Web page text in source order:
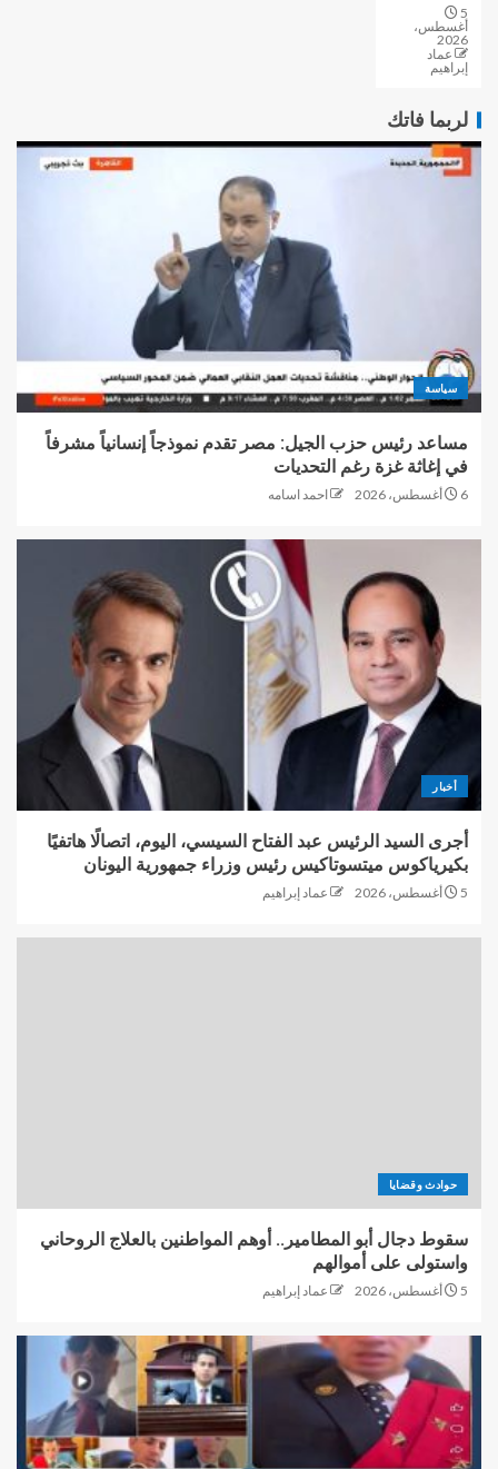
5
أغسطس،
2026
عماد
إبراهيم
لربما فاتك
سياسة
مساعد رئيس حزب الجيل: مصر تقدم نموذجاً إنسانياً مشرفاً
في إغاثة غزة رغم التحديات
6 أغسطس، 2026 احمد اسامه
أخبار
أجرى السيد الرئيس عبد الفتاح السيسي، اليوم، اتصالًا هاتفيًا
بكيرياكوس ميتسوتاكيس رئيس وزراء جمهورية اليونان
5 أغسطس، 2026 عماد إبراهيم
حوادث وقضايا
سقوط دجال أبو المطامير.. أوهم المواطنين بالعلاج الروحاني
واستولى على أموالهم
5 أغسطس، 2026 عماد إبراهيم